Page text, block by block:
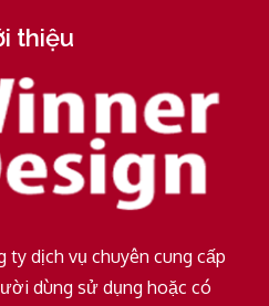
thiệu
ty dịch vụ chuyên cung cấp
dùng sử dụng hoặc có